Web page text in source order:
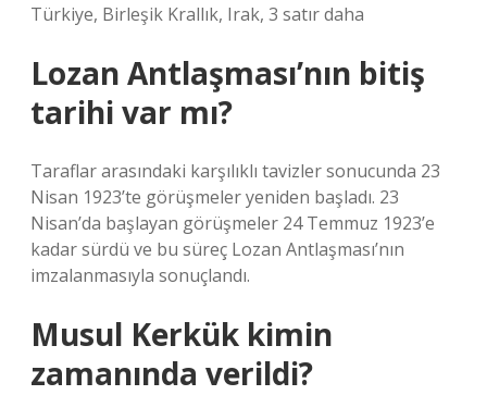
Türkiye, Birleşik Krallık, Irak, 3 satır daha
Lozan Antlaşması’nın bitiş
tarihi var mı?
Taraflar arasındaki karşılıklı tavizler sonucunda 23
Nisan 1923’te görüşmeler yeniden başladı. 23
Nisan’da başlayan görüşmeler 24 Temmuz 1923’e
kadar sürdü ve bu süreç Lozan Antlaşması’nın
imzalanmasıyla sonuçlandı.
Musul Kerkük kimin
zamanında verildi?